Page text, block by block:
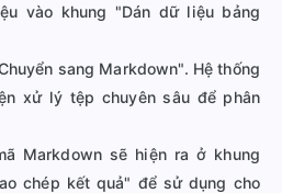
vào khung "Dán dữ liệu bảng
sang Markdown". Hệ thống
xử lý tệp chuyên sâu để phân
Markdown sẽ hiện ra ở khung
chép kết quả" để sử dụng cho